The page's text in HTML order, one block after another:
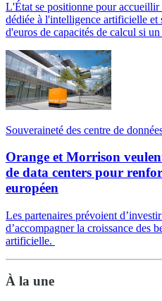
L'État se positionne pour
dédiée à l'intelligence artificielle et
d'euros de capacités de calcul si
Souveraineté des centre de
Orange et Morrison
de data centers pour
européen
Les partenaires prévoient
d’accompagner la croissance des
artificielle.
À la une